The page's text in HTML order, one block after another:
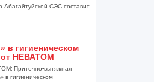
Абагайтуйской СЭС составит
в гигиеническом
от НЕВАТОМ
Приточно-вытяжная
в гигиеническом